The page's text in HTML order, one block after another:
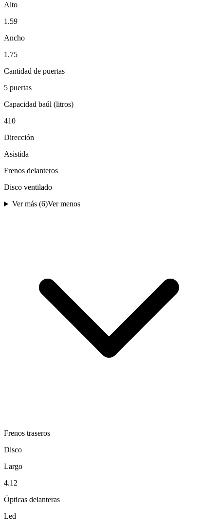
Alto
1.59
Ancho
1.75
Cantidad de puertas
5 puertas
Capacidad baúl (litros)
410
Dirección
Asistida
Frenos delanteros
Disco ventilado
Ver más (6)Ver menos
Frenos traseros
Disco
Largo
4.12
Ópticas delanteras
Led